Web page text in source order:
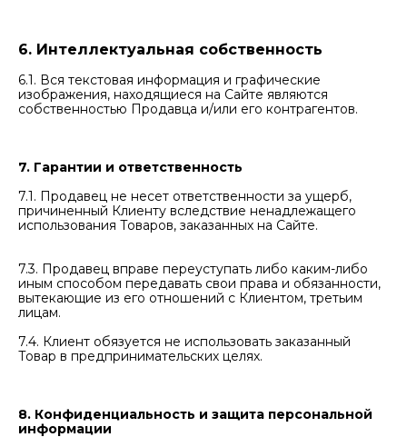
6. Интеллектуальная собственность
6.1. Вся текстовая информация и графические
изображения, находящиеся на Сайте являются
собственностью Продавца и/или его контрагентов.
7. Гарантии и ответственность
7.1. Продавец не несет ответственности за ущерб,
причиненный Клиенту вследствие ненадлежащего
использования Товаров, заказанных на Сайте.
7.3. Продавец вправе переуступать либо каким-либо
иным способом передавать свои права и обязанности,
вытекающие из его отношений с Клиентом, третьим
лицам.
7.4. Клиент обязуется не использовать заказанный
Товар в предпринимательских целях.
8. Конфиденциальность и защита персональной
информации